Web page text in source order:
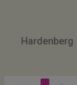
Hardenberg